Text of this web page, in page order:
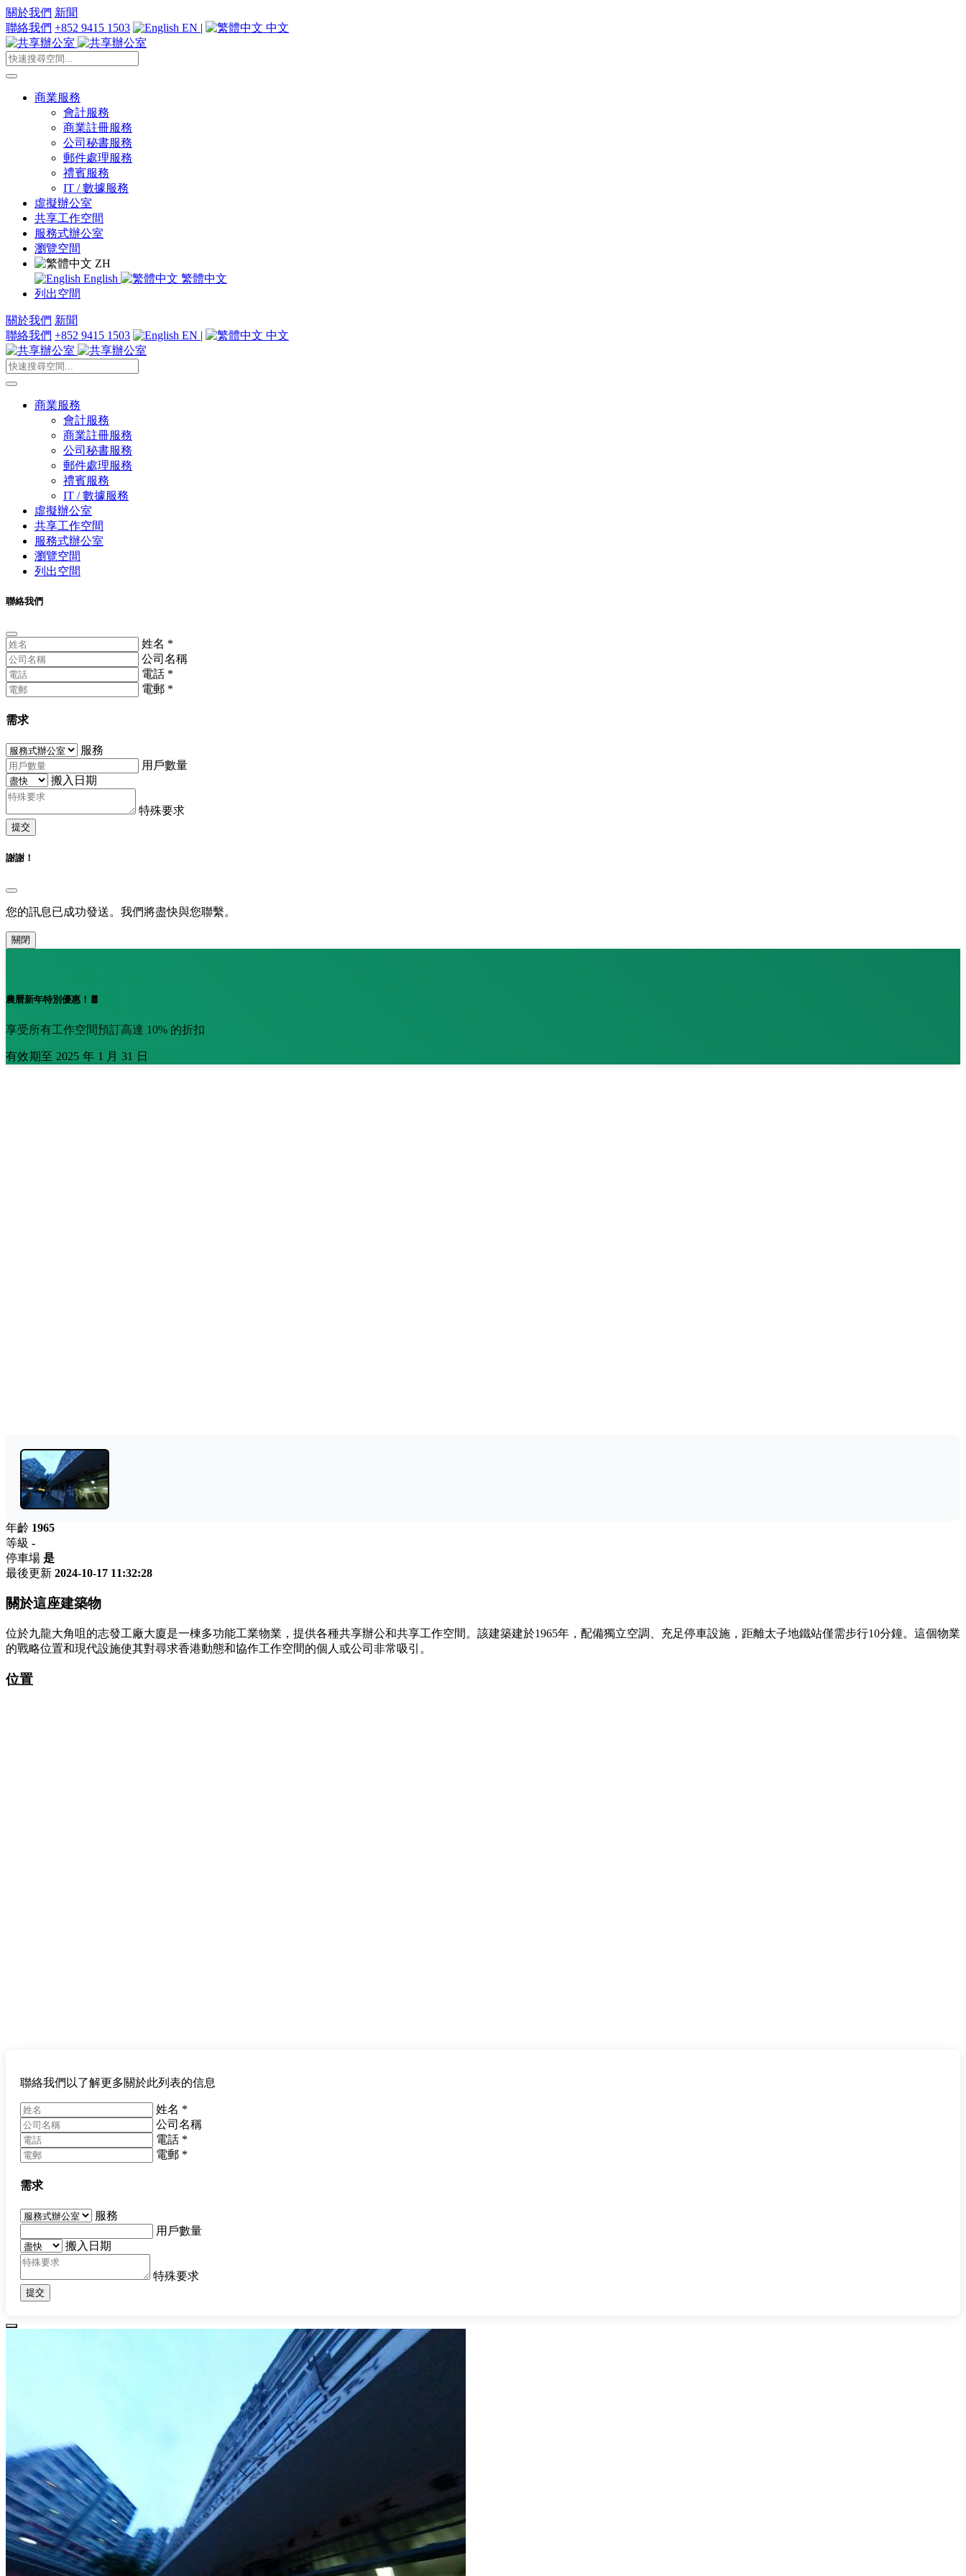
關於我們 新聞
聯絡我們 +852 9415 1503 EN | 中文
商業服務
會計服務
商業註冊服務
公司秘書服務
郵件處理服務
禮賓服務
IT / 數據服務
虛擬辦公室
共享工作空間
服務式辦公室
瀏覽空間
ZH
English
繁體中文
列出空間
關於我們 新聞
聯絡我們 +852 9415 1503 EN | 中文
商業服務
會計服務
商業註冊服務
公司秘書服務
郵件處理服務
禮賓服務
IT / 數據服務
虛擬辦公室
共享工作空間
服務式辦公室
瀏覽空間
列出空間
聯絡我們
姓名 *
公司名稱
電話 *
電郵 *
需求
服務
用戶數量
搬入日期
特殊要求
提交
謝謝！
您的訊息已成功發送。我們將盡快與您聯繫。
關閉
農曆新年特別優惠！🧧
享受所有工作空間預訂高達 10% 的折扣
有效期至 2025 年 1 月 31 日
年齡 1965
等級 -
停車場 是
最後更新 2024-10-17 11:32:28
關於這座建築物
位於九龍大角咀的志發工廠大廈是一棟多功能工業物業，提供各種共享辦公和共享工作空間。該建築建於1965年，配備獨立空調、充足停車設施，距離太子地鐵站僅需步行10分鐘。這個物業
的戰略位置和現代設施使其對尋求香港動態和協作工作空間的個人或公司非常吸引。
位置
聯絡我們以了解更多關於此列表的信息
姓名 *
公司名稱
電話 *
電郵 *
需求
服務
用戶數量
搬入日期
特殊要求
提交